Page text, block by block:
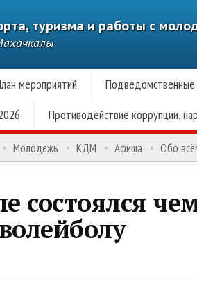
туризма и работы с
мероприятий
Противодействие коррупции,
Молодежь КДМ Афиша Обо
состоялся